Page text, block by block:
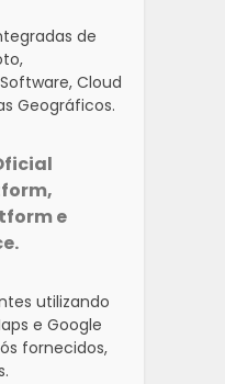
de
Cloud
Geográficos.
e
utilizando
e Google
fornecidos,